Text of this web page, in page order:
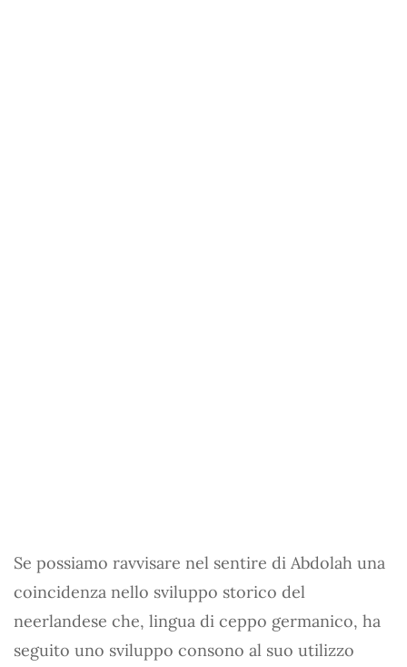
Se possiamo ravvisare nel sentire di Abdolah una
coincidenza nello sviluppo storico del
neerlandese che, lingua di ceppo germanico, ha
seguito uno sviluppo consono al suo utilizzo